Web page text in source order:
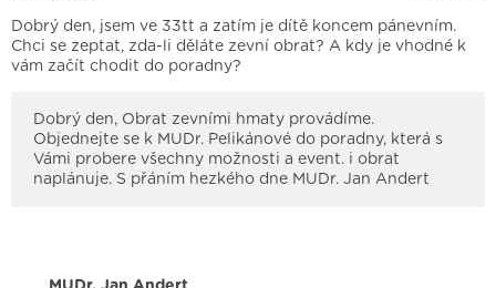
Dobrý den, jsem ve 33tt a zatím je dítě koncem pánevním.
Chci se zeptat, zda-li děláte zevní obrat? A kdy je vhodné k
vám začít chodit do poradny?
Dobrý den, Obrat zevními hmaty provádíme.
Objednejte se k MUDr. Pelikánové do poradny, která s
Vámi probere všechny možnosti a event. i obrat
naplánuje. S přáním hezkého dne MUDr. Jan Andert